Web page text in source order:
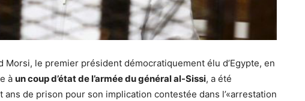
Morsi, le premier président démocratiquement élu d’Egypte, en
à un coup d’état de l’armée du général al-Sissi, a été
ans de prison pour son implication contestée dans l’«arrestation